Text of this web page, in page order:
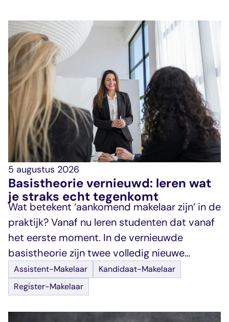
5 augustus 2026
Basistheorie vernieuwd: leren wat
je straks echt tegenkomt
Wat betekent ‘aankomend makelaar zijn’ in de
praktijk? Vanaf nu leren studenten dat vanaf
het eerste moment. In de vernieuwde
basistheorie zijn twee volledig nieuwe
modules opgenomen: Vastgoedpraktijk en
Professioneel handelen. Beiden bereiden
studenten voor op wat ze in hun dagelijkse
werk als makelaar écht tegenkomen. Van
Assistent-Makelaar
Kandidaat-Makelaar
Register-Makelaar